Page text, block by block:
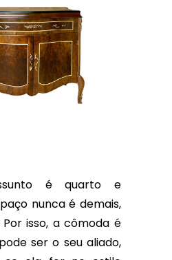
é quarto e
nunca é demais,
isso, a cômoda é
ser o seu aliado,